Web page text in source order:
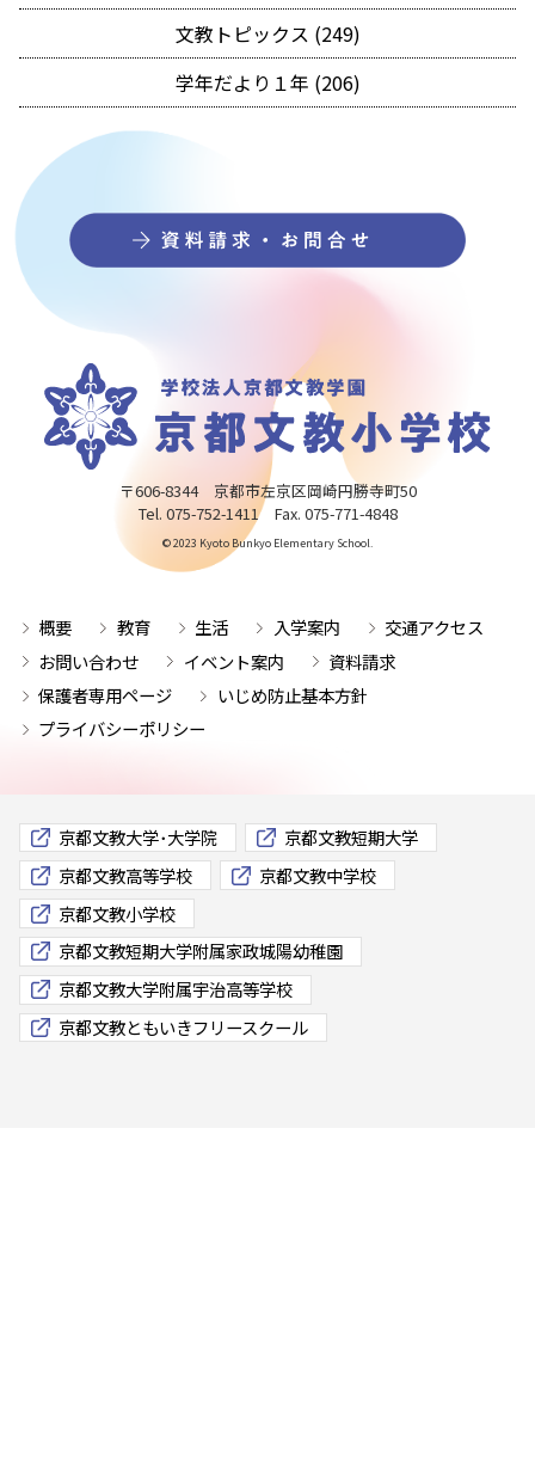
文教トピックス (249)
学年だより１年 (206)
〒606-8344 京都市左京区岡崎円勝寺町50
Tel. 075-752-1411 Fax. 075-771-4848
© 2023 Kyoto Bunkyo Elementary School.
概要 教育 生活 入学案内
交通アクセス
お問い合わせ
イベント案内
資料請求
保護者専用ページ
いじめ防止基本方針
プライバシーポリシー
京都文教大学･大学院
京都文教短期大学
京都文教高等学校
京都文教中学校
京都文教小学校
京都文教短期大学附属家政城陽幼稚園
京都文教大学附属宇治高等学校
京都文教ともいきフリースクール